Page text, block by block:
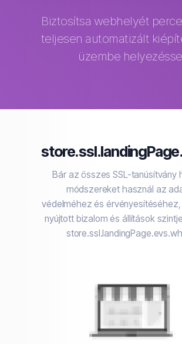
Biztosítsa webhelyét
teljesen automatizált
üzembe
Bár az összes SSL-tanúsítvány
módszereket használ az
védelméhez és
nyújtott bizalom és állítások